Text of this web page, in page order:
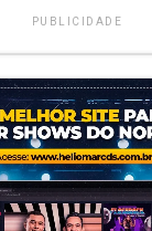
PUBLICIDADE